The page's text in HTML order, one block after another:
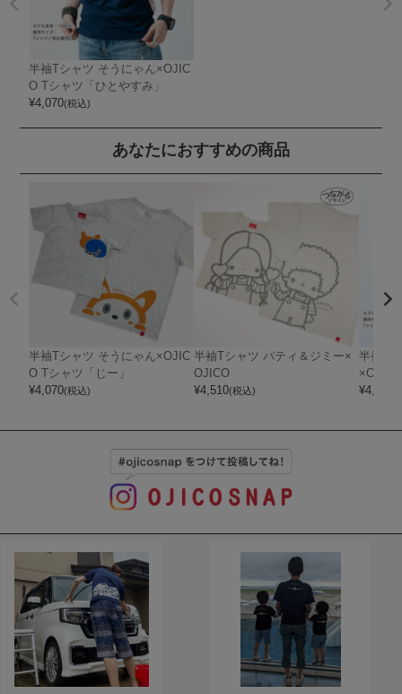
半袖Tシャツ そうにゃん×OJIC
O Tシャツ「ひとやすみ」
¥4,070(税込)
あなたにおすすめの商品
半袖Tシャツ そうにゃん×OJIC
O Tシャツ「じー」
¥4,070(税込)
半袖Tシャツ パティ＆ジミー×
OJICO
¥4,510(税込)
半袖T
×OJICO
¥4,070